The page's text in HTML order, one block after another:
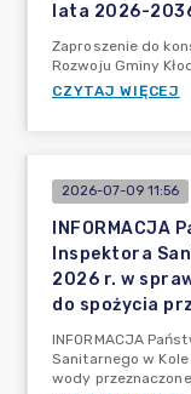
lata 2026-
Zaproszenie do
Rozwoju Gminy
CZYTAJ WIĘCEJ
2026-07-09 11:56
INFORMACJA
Inspektora
2026 r. w
do spożycia
INFORMACJA
Sanitarnego w
wody